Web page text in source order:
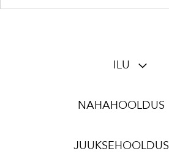
ILU
NAHAHOOLDUS
JUUKSEHOOLDUS